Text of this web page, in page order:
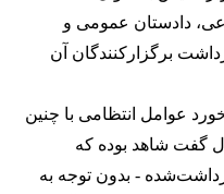
دادستان عمومی و
برگزارکنندگان آن
عوامل انتظامی با چنین
گفت شاهد بوده که
- بدون توجه به